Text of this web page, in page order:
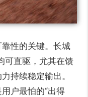
性的关键。长城
可直驱，尤其在馈
持续稳定输出。
户最怕的“出得